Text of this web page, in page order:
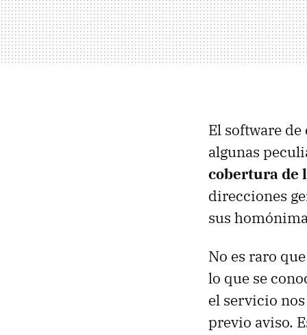
El software
algunas
cobertura de
direcciones
sus
No es raro
lo que se
el servicio
previo aviso.